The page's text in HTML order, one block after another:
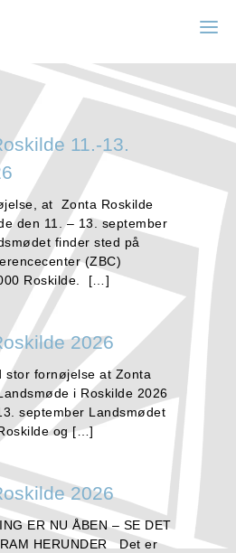
11.-13.
at Zonta Roskilde
den 11. – 13. september
finder sted på
(ZBC)
Roskilde. […]
2026
stor fornøjelse at Zonta
i Roskilde 2026
september Landsmødet
og […]
2026
ER NU ÅBEN – SE DET
HERUNDER Det er